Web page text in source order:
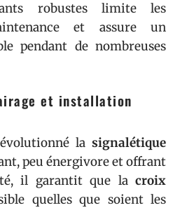
robustes limite les
et assure un
pendant de nombreuses
et installation
la signalétique
peu énergivore et offrant
il garantit que la croix
quelles que soient les